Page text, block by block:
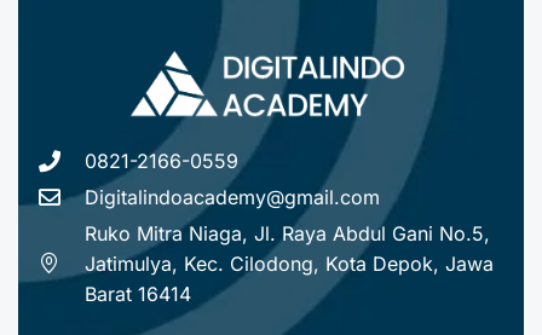
0821-2166-0559
Digitalindoacademy@gmail.com
Ruko Mitra Niaga, Jl. Raya Abdul Gani No.5,
Jatimulya, Kec. Cilodong, Kota Depok, Jawa
Barat 16414